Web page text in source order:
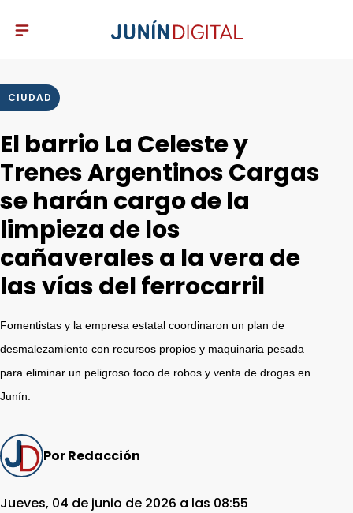
CIUDAD
El barrio La Celeste y
Trenes Argentinos Cargas
se harán cargo de la
limpieza de los
cañaverales a la vera de
las vías del ferrocarril
Fomentistas y la empresa estatal coordinaron un plan de
desmalezamiento con recursos propios y maquinaria pesada
para eliminar un peligroso foco de robos y venta de drogas en
Junín.
Por Redacción
Jueves, 04 de junio de 2026 a las 08:55